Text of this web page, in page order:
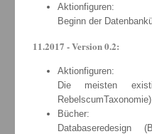
Aktionfiguren:
Beginn der
11.2017 - Version 0.2:
Aktionfiguren:
Die meisten
Bücher:
Databaseredesign